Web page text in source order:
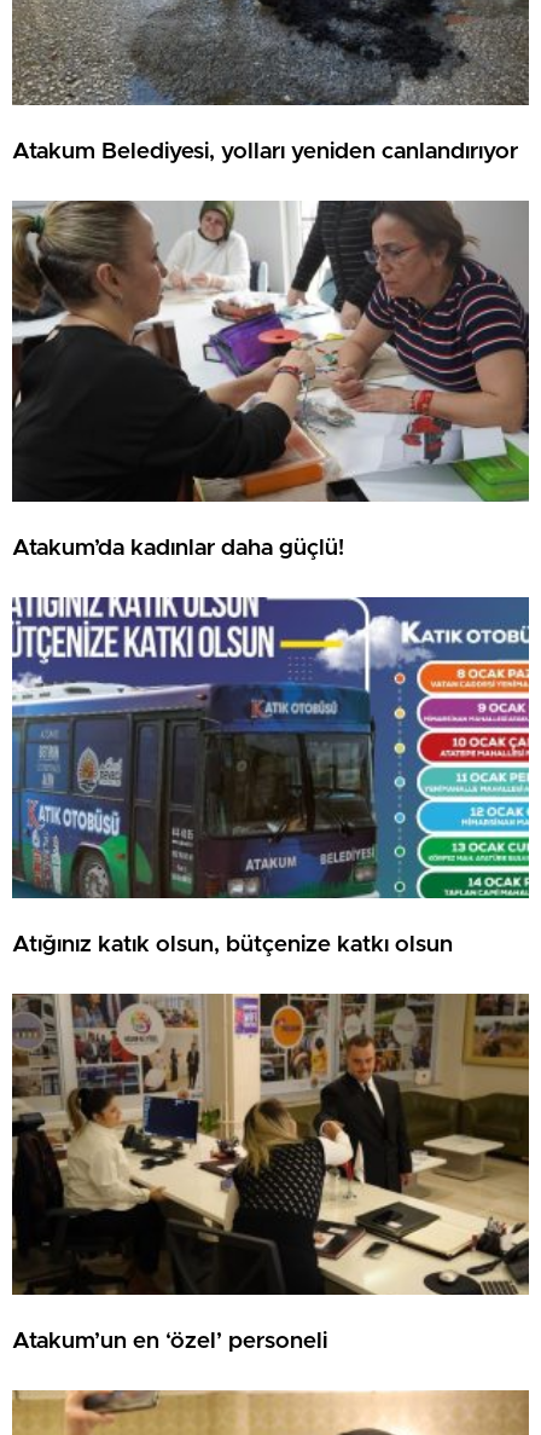
Atakum Belediyesi, yolları yeniden canlandırıyor
Atakum’da kadınlar daha güçlü!
Atığınız katık olsun, bütçenize katkı olsun
Atakum’un en ‘özel’ personeli